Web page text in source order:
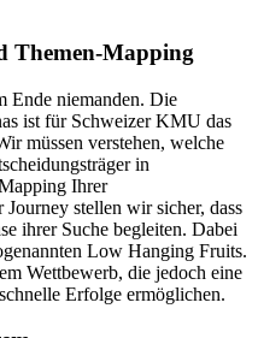
Themen-Mapping
Ende niemanden. Die
ist für Schweizer KMU das
müssen verstehen, welche
in
Ihrer
Journey stellen wir sicher, dass
ihrer Suche begleiten. Dabei
Low Hanging Fruits.
Wettbewerb, die jedoch eine
Erfolge ermöglichen.